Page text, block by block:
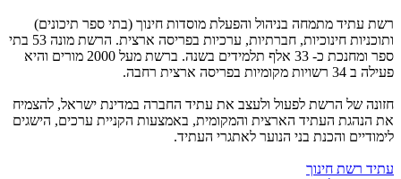
רשת עתיד מתמחה בניהול והפעלת מוסדות חינוך (בתי ספר תיכונים)
ותוכניות חינוכיות, חברתיות, ערכיות בפריסה ארצית. הרשת מונה 53 בתי
ספר ומחנכת כ- 33 אלף תלמידים בשנה. ברשת מעל 2000 מורים והיא
פעילה ב 34 רשויות מקומיות בפריסה ארצית רחבה.
חזונה של הרשת לפעול ולעצב את עתיד החברה במדינת ישראל, להצמיח
את הנהגת העתיד הארצית והמקומית, באמצעות הקניית ערכים, הישגים
לימודיים והכנת בני הנוער לאתגרי העתיד.
עתיד רשת חינוך